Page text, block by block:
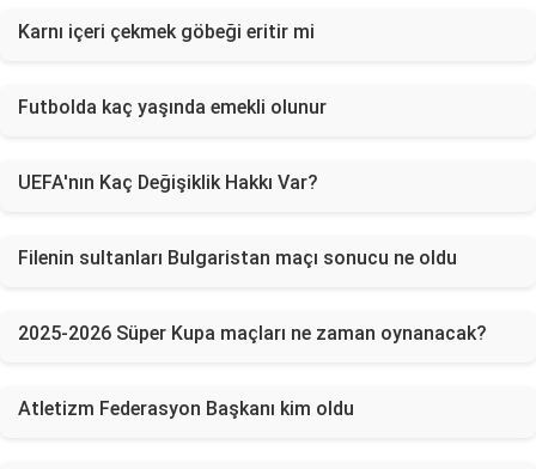
Karnı içeri çekmek göbeği eritir mi
Futbolda kaç yaşında emekli olunur
UEFA'nın Kaç Değişiklik Hakkı Var?
Filenin sultanları Bulgaristan maçı sonucu ne oldu
2025-2026 Süper Kupa maçları ne zaman oynanacak?
Atletizm Federasyon Başkanı kim oldu